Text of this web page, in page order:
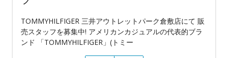
TOMMYHILFIGER 三井アウトレットパーク倉敷店にて 販
売スタッフを募集中! アメリカンカジュアルの代表的ブラ
ンド 「TOMMYHILFIGER」(トミー